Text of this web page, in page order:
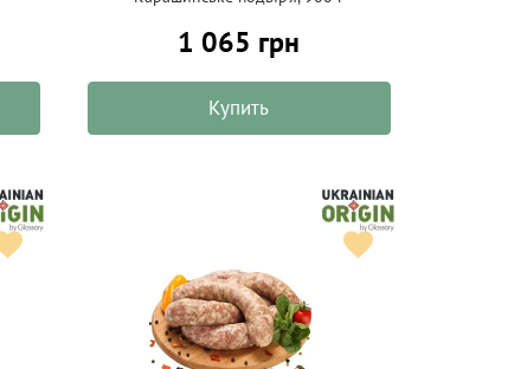
1 065 грн
Купить